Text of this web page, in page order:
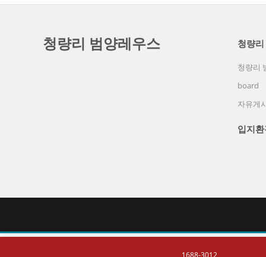
청량리 범양레우스 청량
청량리
board
자유게
입지
1688-3012